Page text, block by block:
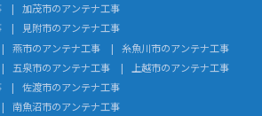
加茂市のアンテナ工事
見附市のアンテナ工事
燕市のアンテナ工事
糸魚川市のアンテナ工事
五泉市のアンテナ工事
上越市のアンテナ工事
佐渡市のアンテナ工事
南魚沼市のアンテナ工事